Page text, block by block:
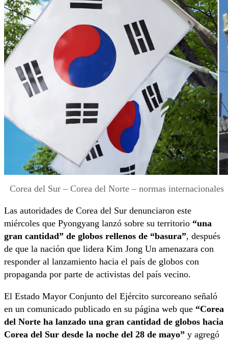
Corea del Sur – Corea del Norte – normas internacionales
Las autoridades de Corea del Sur denunciaron este
miércoles que Pyongyang lanzó sobre su territorio “una
gran cantidad” de globos rellenos de “basura”, después
de que la nación que lidera Kim Jong Un amenazara con
responder al lanzamiento hacia el país de globos con
propaganda por parte de activistas del país vecino.
El Estado Mayor Conjunto del Ejército surcoreano señaló
en un comunicado publicado en su página web que “Corea
del Norte ha lanzado una gran cantidad de globos hacia
Corea del Sur desde la noche del 28 de mayo” y agregó